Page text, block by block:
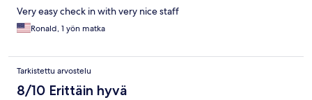
Very easy check in with very nice staff
Ronald, 1 yön matka
Tarkistettu arvostelu
8/10 Erittäin hyvä